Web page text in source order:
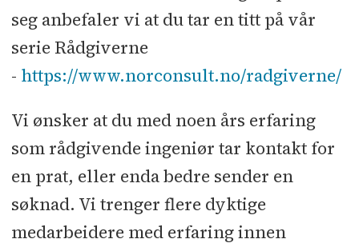
seg anbefaler vi at du tar en titt på vår
serie Rådgiverne
- https://www.norconsult.no/radgiverne/
Vi ønsker at du med noen års erfaring
som rådgivende ingeniør tar kontakt for
en prat, eller enda bedre sender en
søknad. Vi trenger flere dyktige
medarbeidere med erfaring innen